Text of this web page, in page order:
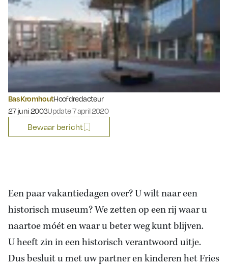
Bas KromhoutHoofdredacteur
Gepubliceerd op:
27 juni 2003Update 7 april 2020
Bewaar bericht
Een paar vakantiedagen over? U wilt naar een
historisch museum? We zetten op een rij waar u
naartoe móét en waar u beter weg kunt blijven.
U heeft zin in een historisch verantwoord uitje.
Dus besluit u met uw partner en kinderen het Fries